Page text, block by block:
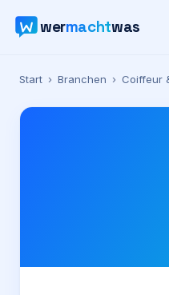
wermachtwas
Verzeichnis
Karte
Start › Branchen › Coiffeur